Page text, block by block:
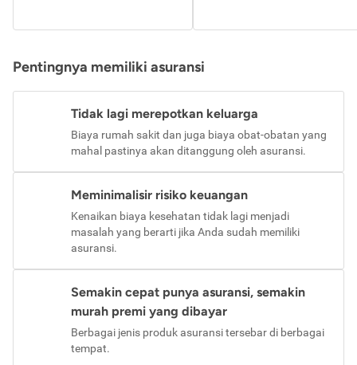
Pentingnya memiliki asuransi
Tidak lagi merepotkan keluarga
Biaya rumah sakit dan juga biaya obat-obatan yang
mahal pastinya akan ditanggung oleh asuransi.
Meminimalisir risiko keuangan
Kenaikan biaya kesehatan tidak lagi menjadi
masalah yang berarti jika Anda sudah memiliki
asuransi.
Semakin cepat punya asuransi, semakin
murah premi yang dibayar
Berbagai jenis produk asuransi tersebar di berbagai
tempat.